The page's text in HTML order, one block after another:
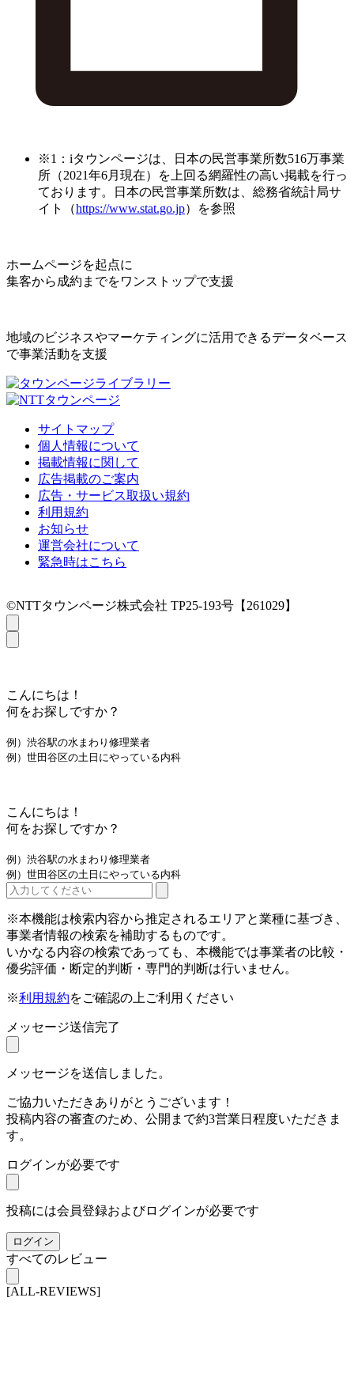
※1：iタウンページは、日本の民営事業所数516万事業
所（2021年6月現在）を上回る網羅性の高い掲載を行っ
ております。日本の民営事業所数は、総務省統計局サ
イト（https://www.stat.go.jp）を参照
ホームページを起点に
集客から成約までをワンストップで支援
地域のビジネスやマーケティングに活用できるデータベース
で事業活動を支援
サイトマップ
個人情報について
掲載情報に関して
広告掲載のご案内
広告・サービス取扱い規約
利用規約
お知らせ
運営会社について
緊急時はこちら
©NTTタウンページ株式会社 TP25-193号【261029】
こんにちは！
何をお探しですか？
例）渋谷駅の水まわり修理業者
例）世田谷区の土日にやっている内科
こんにちは！
何をお探しですか？
例）渋谷駅の水まわり修理業者
例）世田谷区の土日にやっている内科
※本機能は検索内容から推定されるエリアと業種に基づき、
事業者情報の検索を補助するものです。
いかなる内容の検索であっても、本機能では事業者の比較・
優劣評価・断定的判断・専門的判断は行いません。
※利用規約をご確認の上ご利用ください
メッセージ送信完了
メッセージを送信しました。
ご協力いただきありがとうございます！
投稿内容の審査のため、公開まで約3営業日程度いただきま
す。
ログインが必要です
投稿には会員登録およびログインが必要です
ログイン
すべてのレビュー
[ALL-REVIEWS]